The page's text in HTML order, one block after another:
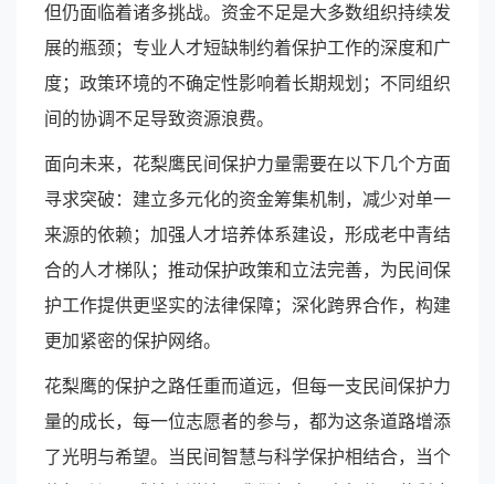
但仍面临着诸多挑战。资金不足是大多数组织持续发
展的瓶颈；专业人才短缺制约着保护工作的深度和广
度；政策环境的不确定性影响着长期规划；不同组织
间的协调不足导致资源浪费。
面向未来，花梨鹰民间保护力量需要在以下几个方面
寻求突破：建立多元化的资金筹集机制，减少对单一
来源的依赖；加强人才培养体系建设，形成老中青结
合的人才梯队；推动保护政策和立法完善，为民间保
护工作提供更坚实的法律保障；深化跨界合作，构建
更加紧密的保护网络。
花梨鹰的保护之路任重而道远，但每一支民间保护力
量的成长，每一位志愿者的参与，都为这条道路增添
了光明与希望。当民间智慧与科学保护相结合，当个